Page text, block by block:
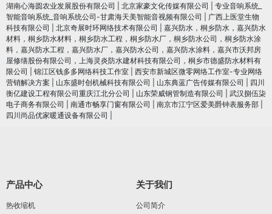
湖南心海圆农业发展股份有限公司
北京家豪文化传媒有限公司
专业音响系统_
智能音响系统_音响系统公司-甘肃海天美智能音视频有限公司
广西上医堂生物
科技有限公司
北京奇展时环网络技术有限公司
嘉兴防水，桐乡防水，嘉兴防水
材料，桐乡防水材料，桐乡防水工程，桐乡防水厂，桐乡防水公司，桐乡防水涂
料，嘉兴防水工程，嘉兴防水厂，嘉兴防水公司，嘉兴防水涂料，嘉兴市沃邦房
屋修缮股份有限公司，上海灵炎防水建材科技有限公司，桐乡市德盛防水材料有
限公司
锦江区钱多多网络科技工作室
西安市新城区微零网络工作室-专业网络
营销解决方案
山东盛时创机械科技有限公司 山东典蓝广告传媒有限公司
四川
衡亿建设工程有限公司重庆江北分公司
山东荣威钢管制造有限公司
武汉捌伍柒
电子商务有限公司
南通市畅享门窗有限公司 南京市江宁区爱美爵钟表服务部
四川尚品优家暖通设备有限公司
产品中心
热收缩机
关于我们
公司简介